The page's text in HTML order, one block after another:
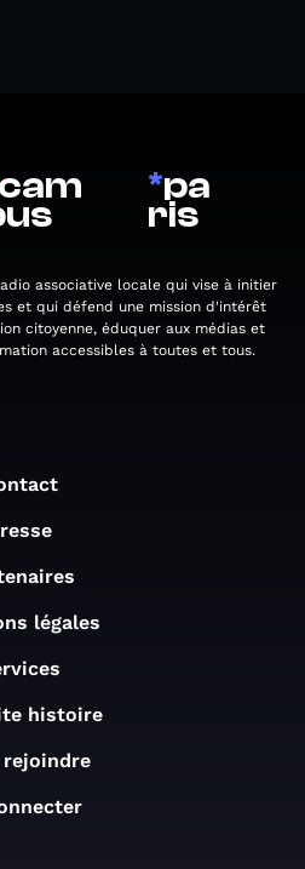
cam *pa
ris
associative locale qui vise à initier
et qui défend une mission d'intérêt
citoyenne, éduquer aux médias et
accessibles à toutes et tous.
légales
histoire
rejoindre